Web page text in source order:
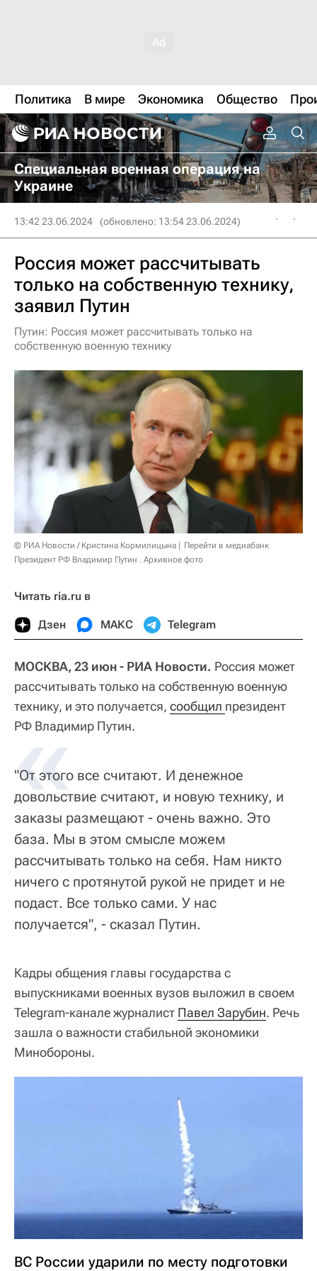
Политика В мире Экономика Общество
Специальная военная операция на
Украине
13:42 23.06.2024 (обновлено: 13:54 23.06.2024)
Россия может рассчитывать
только на собственную технику,
заявил Путин
Путин: Россия может рассчитывать только на
собственную военную технику
© РИА Новости / Кристина Кормилицына
Перейти в медиабанк
Президент РФ Владимир Путин . Архивное фото
Читать ria.ru в
Дзен МАКС Telegram
МОСКВА, 23 июн - РИА Новости. Россия может
рассчитывать только на собственную военную
технику, и это получается, сообщил президент
РФ Владимир Путин.
«
"От этого все считают. И денежное
довольствие считают, и новую технику, и
заказы размещают - очень важно. Это
база. Мы в этом смысле можем
рассчитывать только на себя. Нам никто
ничего с протянутой рукой не придет и не
подаст. Все только сами. У нас
получается", - сказал Путин.
Кадры общения главы государства с
выпускниками военных вузов выложил в своем
Telegram-канале журналист Павел Зарубин. Речь
зашла о важности стабильной экономики
Минобороны.
ВС России ударили по месту подготовки